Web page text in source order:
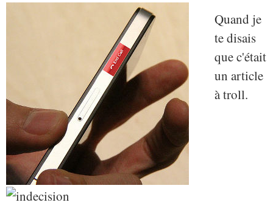
Quand je
te disais
que c'était
un article
à troll.